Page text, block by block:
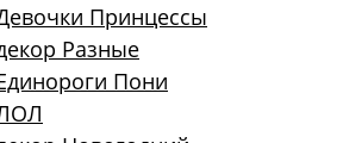
Принцессы
Разные
Пони